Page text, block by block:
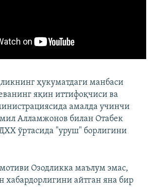
ҳукуматдаги манбаси
яқин иттифоқчиси ва
амалда учинчи
Алламжонов билан Отабек
ўртасида "уруш" борлигини
Озодликка маълум эмас,
хабардорлигини айтган яна бир